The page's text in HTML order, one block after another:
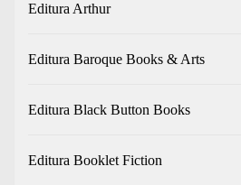
Editura Arthur
Editura Baroque Books & Arts
Editura Black Button Books
Editura Booklet Fiction